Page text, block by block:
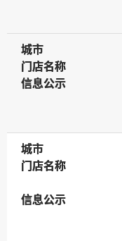
城市
城市
门店名称
门店名称
信息公示
信息公示
城市
城市
门店名称
门店名称
信息公示
信息公示